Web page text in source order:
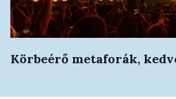
Körbeérő metaforák,